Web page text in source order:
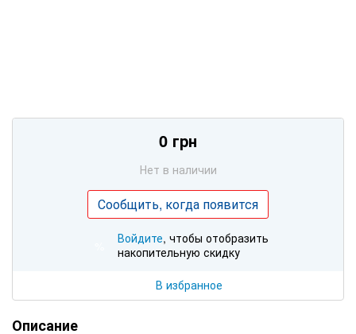
0 грн
Нет в наличии
Сообщить, когда появится
Войдите, чтобы отобразить
накопительную скидку
В избранное
Описание